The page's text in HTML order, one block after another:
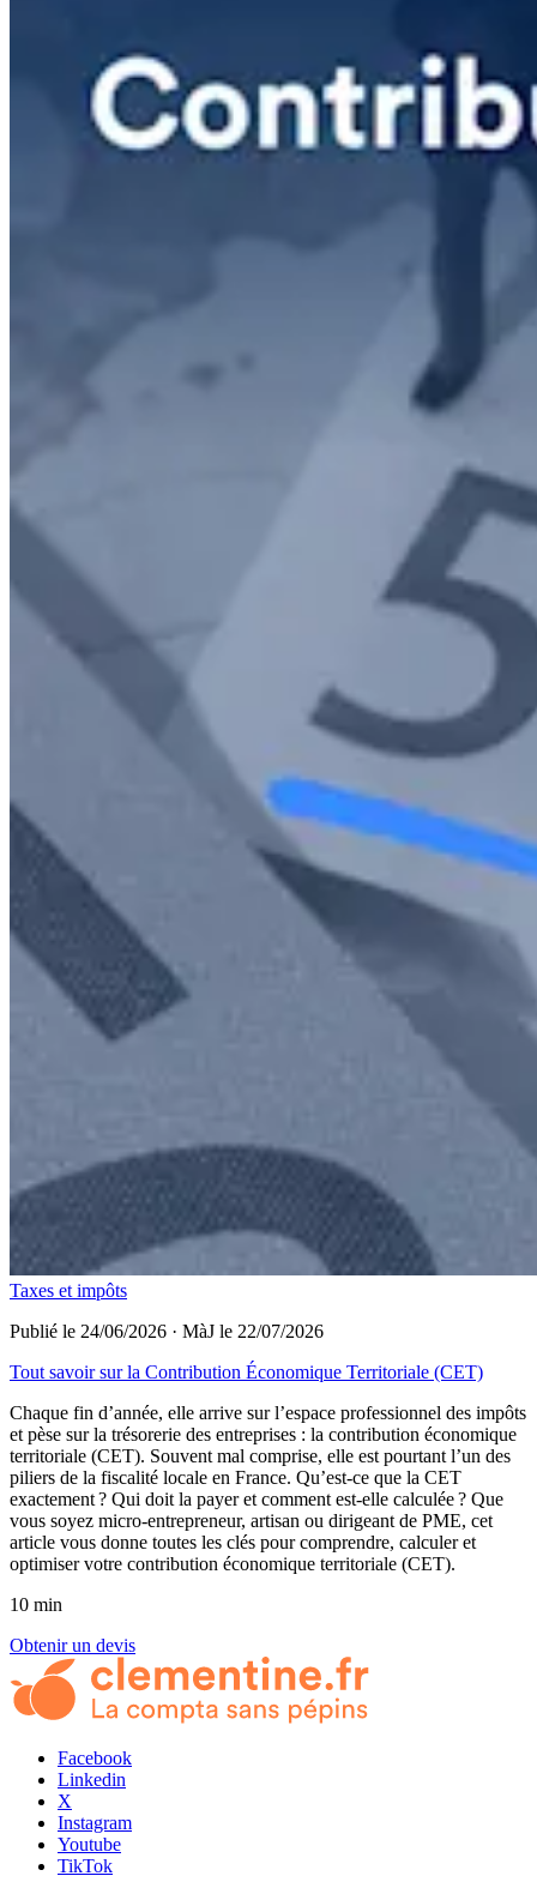
Taxes et impôts
Publié le 24/06/2026 · MàJ le 22/07/2026
Tout savoir sur la Contribution Économique Territoriale (CET)
Chaque fin d’année, elle arrive sur l’espace professionnel des impôts
et pèse sur la trésorerie des entreprises : la contribution économique
territoriale (CET). Souvent mal comprise, elle est pourtant l’un des
piliers de la fiscalité locale en France. Qu’est-ce que la CET
exactement ? Qui doit la payer et comment est-elle calculée ? Que
vous soyez micro-entrepreneur, artisan ou dirigeant de PME, cet
article vous donne toutes les clés pour comprendre, calculer et
optimiser votre contribution économique territoriale (CET).
10 min
Obtenir un devis
Facebook
Linkedin
X
Instagram
Youtube
TikTok